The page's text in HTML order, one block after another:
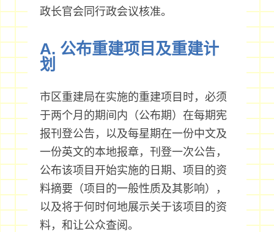
政长官会同行政会议核准。
A. 公布重建项目及重建计
划
市区重建局在实施的重建项目时，必须
于两个月的期间内（公布期）在每期宪
报刊登公告，以及每星期在一份中文及
一份英文的本地报章，刊登一次公告，
公布该项目开始实施的日期、项目的资
料摘要（项目的一般性质及其影响），
以及将于何时何地展示关于该项目的资
料，和让公众查阅。